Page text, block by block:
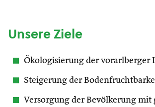
Unsere Ziele
Ökologisierung der vorarlberger
Steigerung der
Versorgung der Bevölkerung mit